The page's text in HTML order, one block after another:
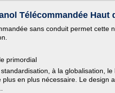
Télécommandée Haut
sans conduit permet cette
primordial
à la globalisation,
en plus nécessaire. Le design